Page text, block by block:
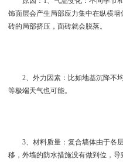
饰面层会产生局部应力集中在纵横
砖的局部挤压，面砖就会脱落。
2、外力因素：比如地基沉降不均
等极端天气也可能。
3、材料质量：复合墙体由于各层
移，外墙的防水措施没有做到位，导